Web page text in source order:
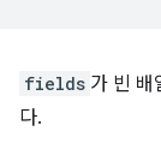
fields 가 빈 배
다.